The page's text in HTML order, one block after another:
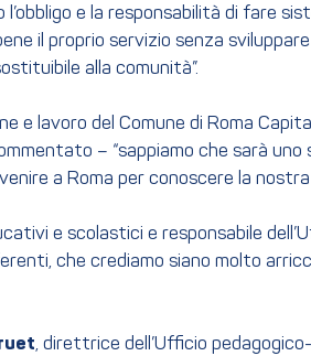
e la responsabilità di fare
il proprio servizio senza
alla comunità”.
e lavoro del Comune di Roma
– “sappiamo che sarà
a Roma per conoscere la nostra
e scolastici e responsabile
che crediamo siano molto
, direttrice dell’Ufficio